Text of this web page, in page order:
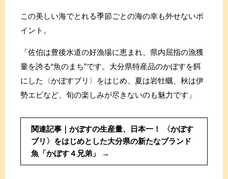
この美しい海でとれる季節ごとの海の幸も外せないポ
イント。
「佐伯は豊後水道の好漁場に恵まれ、県内屈指の漁獲
量を誇る“魚のまち”です。大分県特産品のかぼすを餌
にした〈かぼすブリ〉をはじめ、夏は岩牡蠣、秋は伊
勢エビなど、旬の楽しみが尽きないのも魅力です」
関連記事｜かぼすの生産量、日本一！ 〈かぼす
ブリ〉をはじめとした大分県の新たなブランド
魚「かぼす４兄弟」